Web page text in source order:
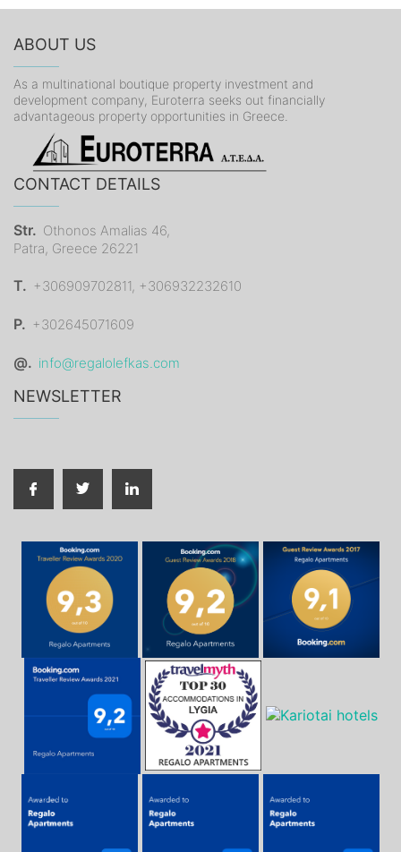
ABOUT US
As a multinational boutique property investment and
development company, Euroterra seeks out financially
advantageous property opportunities in Greece.
CONTACT DETAILS
Str. Othonos Amalias 46,
Patra, Greece 26221
T. +306909702811, +306932232610
P. +302645071609
@. info@regalolefkas.com
NEWSLETTER